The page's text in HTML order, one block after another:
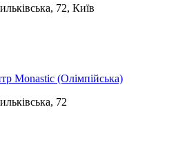
72, Київ
Monastic (Олімпійська)
72